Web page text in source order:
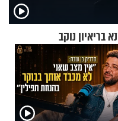
בריאיון נוקב